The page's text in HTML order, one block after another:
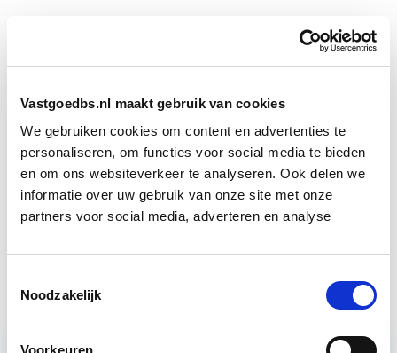
Vastgoedbs.nl maakt gebruik van cookies
We gebruiken cookies om content en advertenties te
personaliseren, om functies voor social media te bieden
en om ons websiteverkeer te analyseren. Ook delen we
informatie over uw gebruik van onze site met onze
partners voor social media, adverteren en analyse
Noodzakelijk
Voorkeuren
Boeiend verhaal? Duik dan eens
in deze opleidingen:
Projectontwikkeling
10 sep
Huurrecht Woonruimte Start wo 12 mei
Vastgoedmanagement Start wo 16 sep